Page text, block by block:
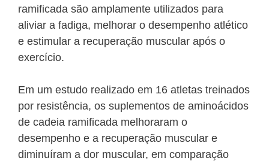
ramificada são amplamente utilizados para
aliviar a fadiga, melhorar o desempenho atlético
e estimular a recuperação muscular após o
exercício.
Em um estudo realizado em 16 atletas treinados
por resistência, os suplementos de aminoácidos
de cadeia ramificada melhoraram o
desempenho e a recuperação muscular e
diminuíram a dor muscular, em comparação